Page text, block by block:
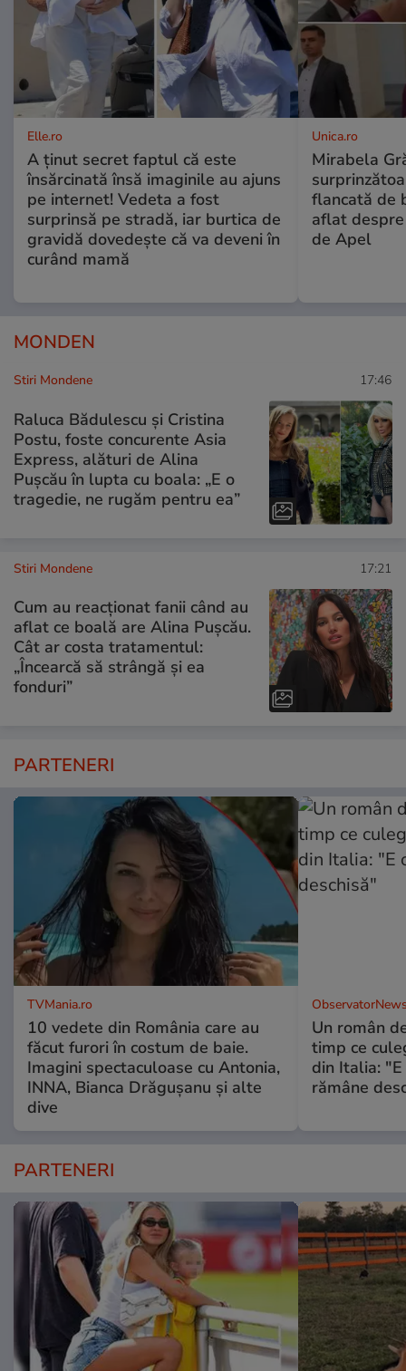
Elle.ro
A ținut secret faptul că este
însărcinată însă imaginile au ajuns
pe internet! Vedeta a fost
surprinsă pe stradă, iar burtica de
gravidă dovedește că va deveni în
curând mamă
Unica.ro
Mirabela
flancată de
aflat
de Apel
MONDEN
Stiri Mondene 17:46
Raluca Bădulescu și Cristina
Postu, foste concurente Asia
Express, alături de Alina
Pușcău în lupta cu boala: „E o
tragedie, ne rugăm pentru ea”
Stiri Mondene 17:21
Cum au reacționat fanii când au
aflat ce boală are Alina Pușcău.
Cât ar costa tratamentul:
„Încearcă să strângă și ea
fonduri”
PARTENERI
TVMania.ro
10 vedete din România care au
făcut furori în costum de baie.
Imagini spectaculoase cu Antonia,
INNA, Bianca Drăgușanu și alte
dive
Un român
timp ce
din Italia:
rămâne
PARTENERI